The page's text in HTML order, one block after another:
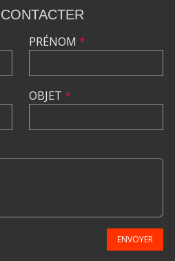
PRÉNOM *
OBJET *
ENVOYER